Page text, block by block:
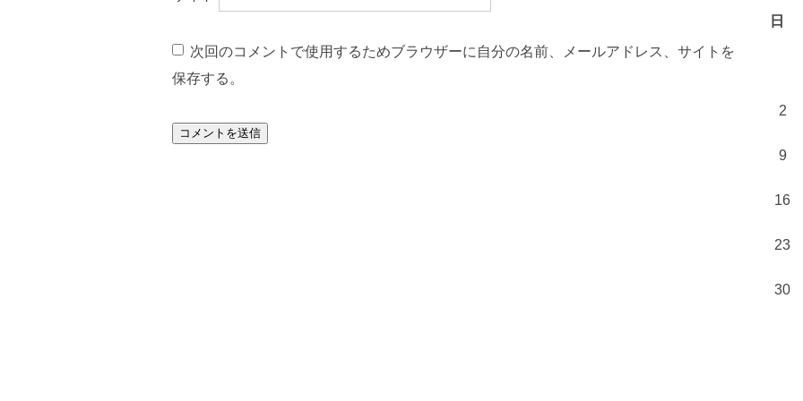
次回のコメントで使用するためブラウザーに自分の名前、メールアドレス、サイトを
保存する。
日
2
9
16
23
30